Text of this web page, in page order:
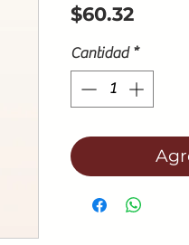
$60.32Precio
Cantidad *